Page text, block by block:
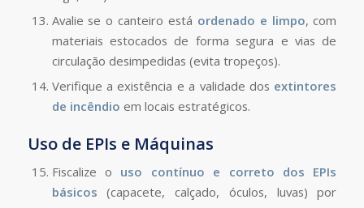
Avalie se o canteiro está ordenado e limpo, com
materiais estocados de forma segura e vias de
circulação desimpedidas (evita tropeços).
Verifique a existência e a validade dos extintores
de incêndio em locais estratégicos.
Uso de EPIs e Máquinas
Fiscalize o uso contínuo e correto dos EPIs
básicos (capacete, calçado, óculos, luvas) por